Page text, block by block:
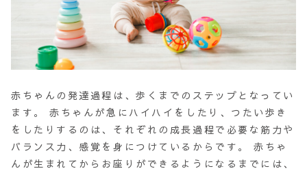
赤ちゃんの 発達過程 は、歩くまでのステップとなってい
ます。 赤ちゃんが急にハイハイをしたり、つたい歩き
をしたりするのは、それぞれの成長過程で必要な筋力や
バランス力、感覚を身につけているからです。 赤ちゃ
んが生まれてからお座りができるようになるまでには、